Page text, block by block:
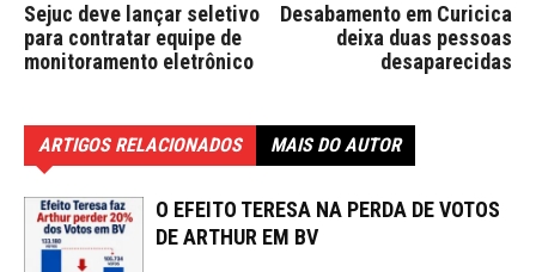
Sejuc deve lançar seletivo
para contratar equipe de
monitoramento eletrônico
Desabamento em Curicica
deixa duas pessoas
desaparecidas
ARTIGOS RELACIONADOS MAIS DO AUTOR
O EFEITO TERESA NA PERDA DE VOTOS
DE ARTHUR EM BV